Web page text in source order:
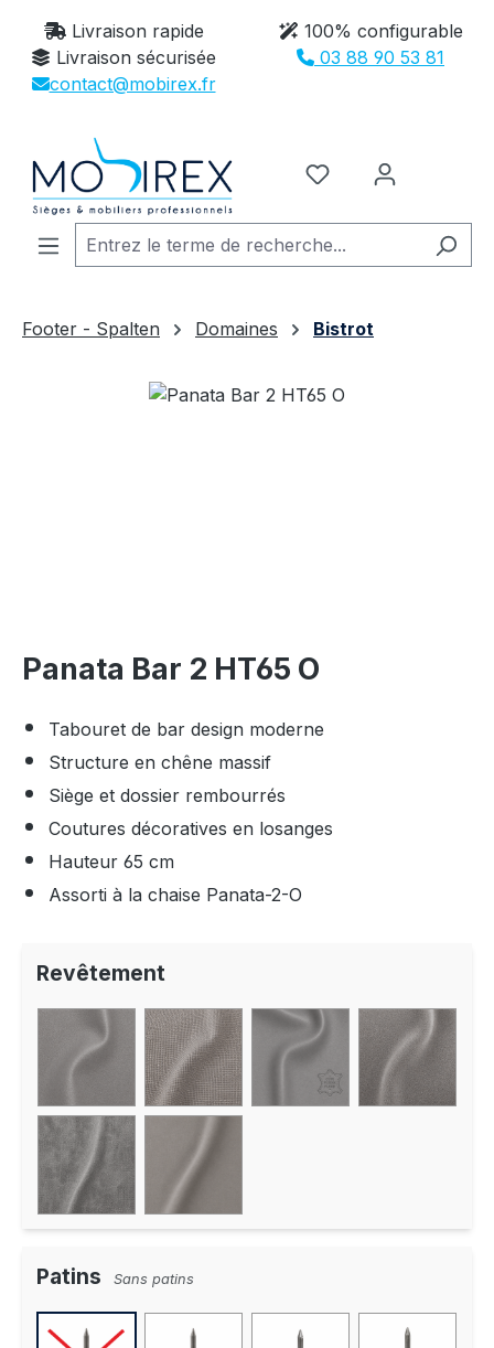
Passer au contenu principal
Livraison rapide
100% configurable
Livraison sécurisée
03 88 90 53 81
contact@mobirex.fr
Vous avez 0
Footer - Spalten Domaines
Bistrot
Panata Bar 2 HT65 O
Tabouret de bar design moderne
Structure en chêne massif
Siège et dossier rembourrés
Coutures décoratives en losanges
Hauteur 65 cm
Assorti à la chaise Panata-2-O
Revêtement
Patins Sans patins